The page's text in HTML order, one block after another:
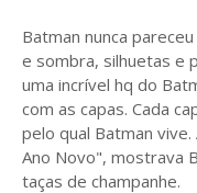
Batman nunca
e sombra, silhuetas e
uma incrível hq do
com as capas. Cada
pelo qual Batman
Ano Novo", mostrava
taças de champanhe.